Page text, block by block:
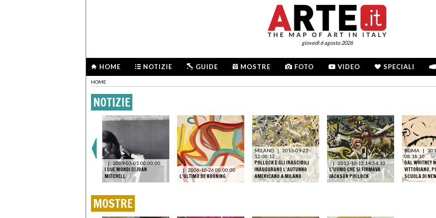
giovedì 6 agosto 2026
HOME NOTIZIE GUIDE MOSTRE FOTO VIDEO SPECIALI
HOME
NOTIZIE
| 2009-03-05 00:00:00
I DUE MONDI DI JOAN
MITCHELL
| 2006-10-26 00:00:00
L’ULTIMO DE KOONING
MILANO | 2013-09-22
12:00:12
POLLOCK E GLI IRASCIBILI
INAUGURANO L’AUTUNNO
AMERICANO A MILANO
| 2013-10-15 14:54:10
L’UOMO CHE SI FIRMAVA
JACKSON POLLOCK
ROMA |
08:18:10
DAL WHITNEY
VITTORIANO,
SCUOLA DI
MOSTRE